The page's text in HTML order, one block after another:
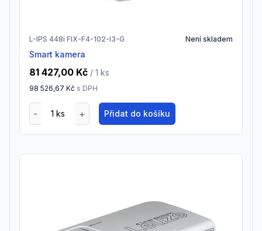
L-IPS 448i FIX-F4-102-I3-G Není skladem
Smart kamera
81 427,00 Kč / 1 ks
98 526,67 Kč s DPH
Přidat do košíku